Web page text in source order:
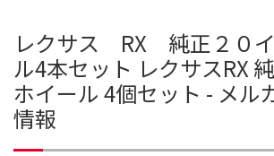
レクサス RX 純正２０
ル4本セット レクサスRX
ホイール 4個セット - メル
情報